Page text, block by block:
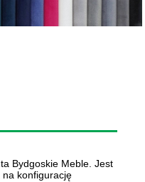
Bydgoskie Meble. Jest
na konfigurację